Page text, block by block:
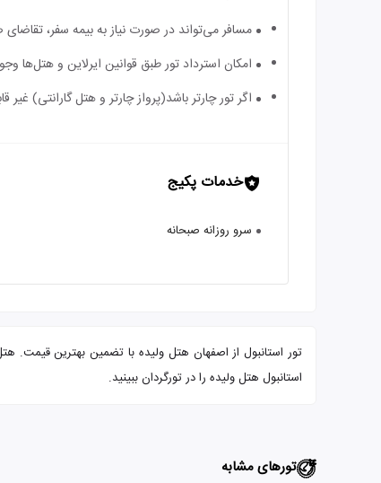
مسافر می‌تواند در صورت نیاز به بیمه سفر، تقاضای
امکان استرداد تور طبق قوانین ایرلاین و هتل‌ها
اگر تور چارتر باشد(پرواز چارتر و هتل گارانتی)
خدمات پکیج
سرو روزانه صبحانه
استانبول هتل ولیده را در تورگردان ببینید.
تورهای مشابه